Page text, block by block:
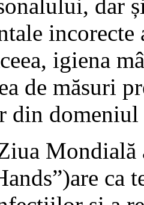
dar
igiena
de măsuri
din domeniul
ca